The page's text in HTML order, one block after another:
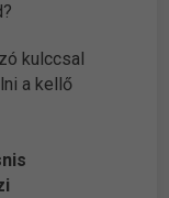
kulccsal
a kellő